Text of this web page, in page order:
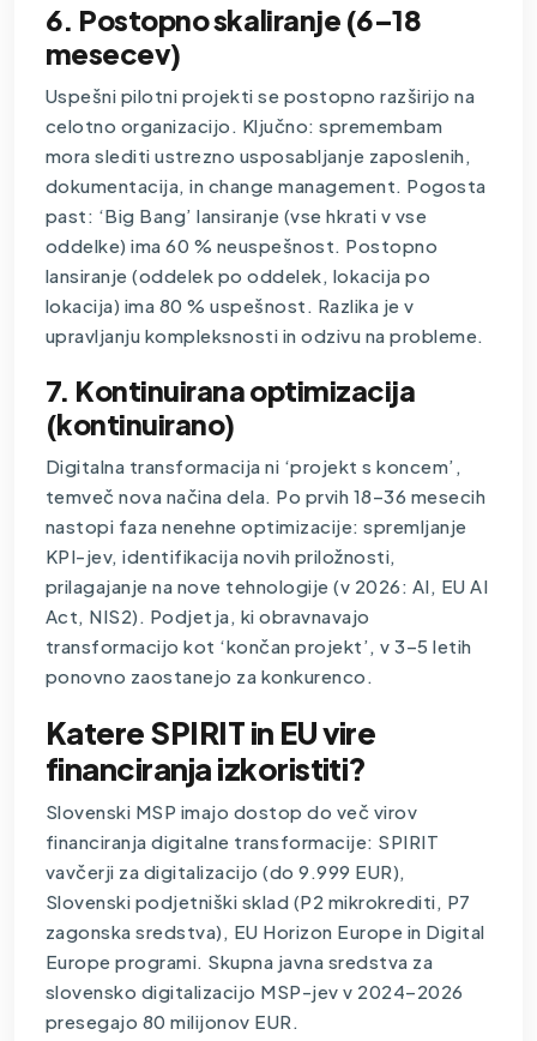
6. Postopno skaliranje (6–18
mesecev)
Uspešni pilotni projekti se postopno razširijo na
celotno organizacijo. Ključno: spremembam
mora slediti ustrezno usposabljanje zaposlenih,
dokumentacija, in change management. Pogosta
past: ‘Big Bang’ lansiranje (vse hkrati v vse
oddelke) ima 60 % neuspešnost. Postopno
lansiranje (oddelek po oddelek, lokacija po
lokacija) ima 80 % uspešnost. Razlika je v
upravljanju kompleksnosti in odzivu na probleme.
7. Kontinuirana optimizacija
(kontinuirano)
Digitalna transformacija ni ‘projekt s koncem’,
temveč nova načina dela. Po prvih 18–36 mesecih
nastopi faza nenehne optimizacije: spremljanje
KPI-jev, identifikacija novih priložnosti,
prilagajanje na nove tehnologije (v 2026: AI, EU AI
Act, NIS2). Podjetja, ki obravnavajo
transformacijo kot ‘končan projekt’, v 3–5 letih
ponovno zaostanejo za konkurenco.
Katere SPIRIT in EU vire
financiranja izkoristiti?
Slovenski MSP imajo dostop do več virov
financiranja digitalne transformacije: SPIRIT
vavčerji za digitalizacijo (do 9.999 EUR),
Slovenski podjetniški sklad (P2 mikrokrediti, P7
zagonska sredstva), EU Horizon Europe in Digital
Europe programi. Skupna javna sredstva za
slovensko digitalizacijo MSP-jev v 2024–2026
presegajo 80 milijonov EUR.